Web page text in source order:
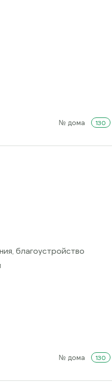
№ дома 130
благоустройство
№ дома 130